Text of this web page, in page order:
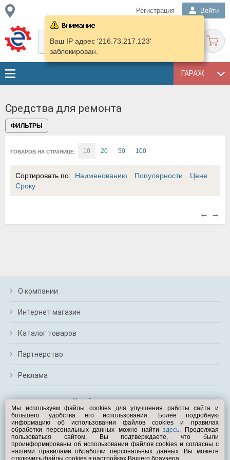
Регистрация Войти
ГАРАЖ
Ваш IP адрес '216.73.217.123'
заблокирован.
Средства для ремонта
ФИЛЬТРЫ
ТОВАРОВ НА СТРАНИЦЕ: 10 20 50 100
Сортировать по: Наименованию Популярности
Цене
Сроку
← →
О компании
Интернет магазин
Каталог товаров
Партнерство
Реклама
Перейти на полную версию
Вам помочь?
© Exist.ru 1998—2026
Мы используем файлы cookies для улучшения работы сайта и
большего удобства его использования. Более подробную
информацию об использовании файлов cookies и правилах
обработки персональных данных можно найтиздесь. Продолжая
пользоваться сайтом, Вы подтверждаете, что были
проинформированы об использовании файлов cookies и согласны с
нашими правилами обработки персональных данных. Вы можете
отключить файлы cookies в настройках Вашего браузера.